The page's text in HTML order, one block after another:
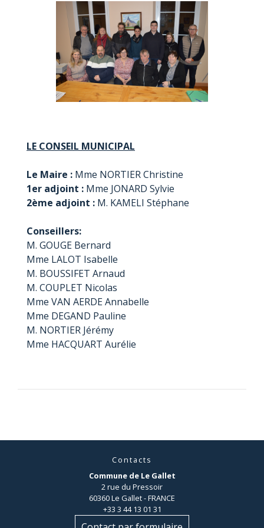
LE CONSEIL MUNICIPAL
Le Maire : Mme NORTIER Christine
1er adjoint : Mme JONARD Sylvie
2ème adjoint : M. KAMELI Stéphane
Conseillers:
M. GOUGE Bernard
Mme LALOT Isabelle
M. BOUSSIFET Arnaud
M. COUPLET Nicolas
Mme VAN AERDE Annabelle
Mme DEGAND Pauline
M. NORTIER Jérémy
Mme HACQUART Aurélie
Contacts
Commune de Le Gallet
2 rue du Pressoir
60360 Le Gallet - FRANCE
+33 3 44 13 01 31